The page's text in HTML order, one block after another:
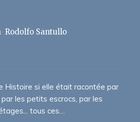
Rodolfo Santullo
Histoire si elle était racontée par
les petits escrocs, par les
tous ces…